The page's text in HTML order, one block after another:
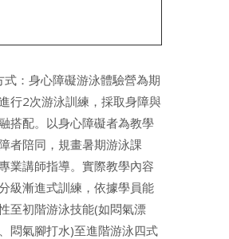
：身心障礙游泳體驗營為期
行2次游泳訓練，採取身障與
搭配。以身心障礙者為教學
者陪同，規畫暑期游泳課
業講師指導。實際教學內容
級漸進式訓練，依據學員能
至初階游泳技能(如悶氣漂
悶氣腳打水)至進階游泳四式